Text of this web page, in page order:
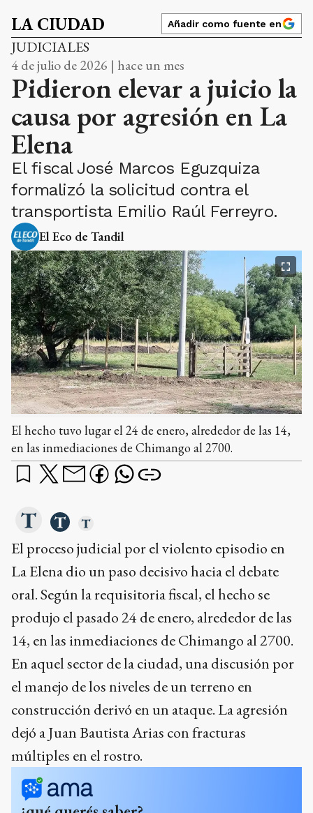
LA CIUDAD Añadir como fuente en
JUDICIALES
4 de julio de 2026 | hace un mes
Pidieron elevar a juicio la
causa por agresión en La
Elena
El fiscal José Marcos Eguzquiza
formalizó la solicitud contra el
transportista Emilio Raúl Ferreyro.
El Eco de Tandil
El hecho tuvo lugar el 24 de enero, alrededor de las 14,
en las inmediaciones de Chimango al 2700.
El proceso judicial por el violento episodio en
La Elena dio un paso decisivo hacia el debate
oral. Según la requisitoria fiscal, el hecho se
produjo el pasado 24 de enero, alrededor de las
14, en las inmediaciones de Chimango al 2700.
En aquel sector de la ciudad, una discusión por
el manejo de los niveles de un terreno en
construcción derivó en un ataque. La agresión
dejó a Juan Bautista Arias con fracturas
múltiples en el rostro.